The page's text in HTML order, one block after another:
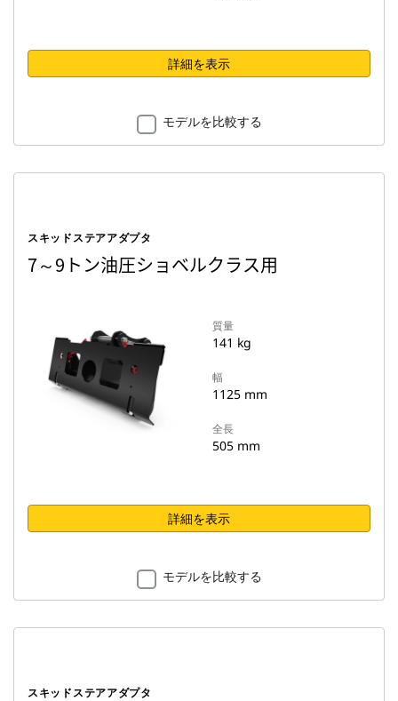
詳細を表示
モデルを比較する
スキッドステアアダプタ
7～9トン油圧ショベルクラス用
質量
141 kg
幅
1125 mm
全長
505 mm
詳細を表示
モデルを比較する
スキッドステアアダプタ